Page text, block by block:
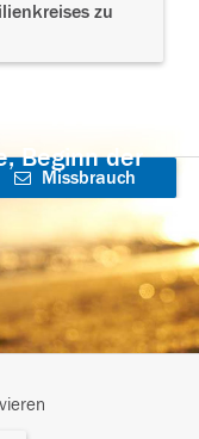
zu
Beginn der
Missbrauch